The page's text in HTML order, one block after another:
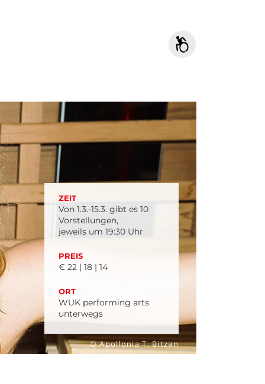
ZEIT
Von 1.3.-15.3. gibt es 10
Vorstellungen,
jeweils um 19:30 Uhr
PREIS
€ 22 | 18 | 14
ORT
WUK performing arts
unterwegs
© Apollonia T. Bitzan